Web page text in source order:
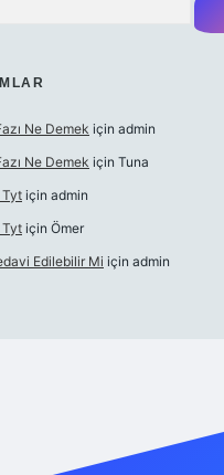
Ne Demek için admin
Ne Demek için Tuna
Tyt için admin
Tyt için Ömer
Edilebilir Mi için admin